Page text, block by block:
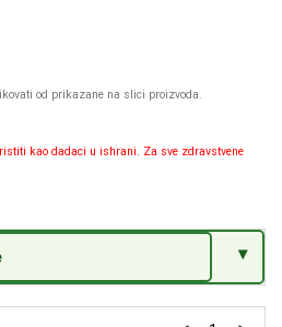
od prikazane na slici proizvoda.
kao dadaci u ishrani. Za sve zdravstvene